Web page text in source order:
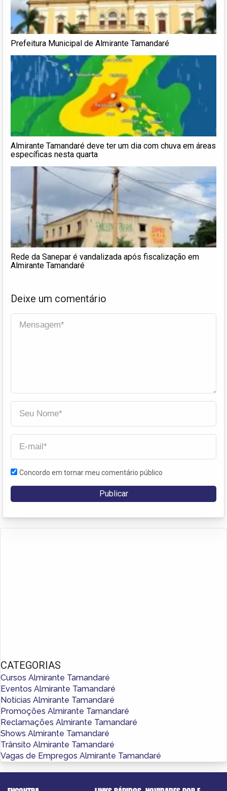
Prefeitura Municipal de Almirante Tamandaré
Almirante Tamandaré deve ter um dia com chuva em áreas
específicas nesta quarta
Rede da Sanepar é vandalizada após fiscalização em
Almirante Tamandaré
Deixe um comentário
Concordo em tornar meu comentário público
CATEGORIAS
Cursos Almirante Tamandaré
Eventos Almirante Tamandaré
Notícias Almirante Tamandaré
Promoções Almirante Tamandaré
Reclamações Almirante Tamandaré
Shows Almirante Tamandaré
Trânsito Almirante Tamandaré
Vagas de Empregos Almirante Tamandaré